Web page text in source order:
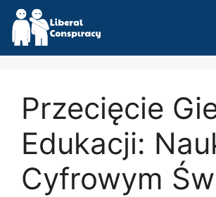
Skip
content
Przecięcie
Edukacji:
Cyfrowym